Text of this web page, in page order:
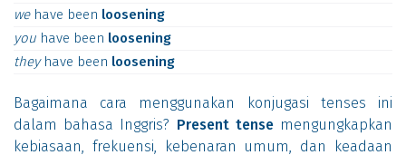
we have been loosening
you have been loosening
they have been loosening
Bagaimana cara menggunakan konjugasi tenses ini
dalam bahasa Inggris? Present tensemengungkapkan
kebiasaan, frekuensi, kebenaran umum, dan keadaan